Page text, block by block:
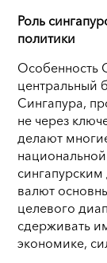
Роль
политики
Особенность
центральный
Сингапура,
не через
делают
валют
целевого
сдерживать
экономике,